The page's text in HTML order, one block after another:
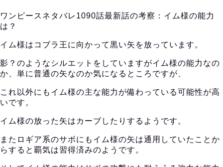
ワンピースネタバレ1090話最新話の考察：イム様の能力
は？
イム様はコブラ王に向かって黒い矢を放っています。
影？のようなシルエットをしていますがイム様の能力なの
か、単に普通の矢なのか気になるところですが、
これ以外にもイム様の主な能力が備わっている可能性が高
いです。
イム様の放った矢はカーブしたりするようです。
またロギア系のサボにもイム様の矢は通用していたことか
らすると覇気は習得済みのようです。